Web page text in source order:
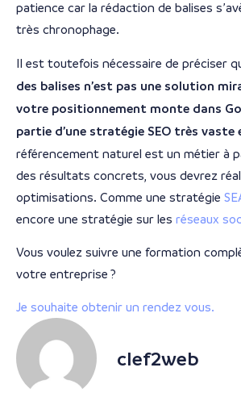
patience car la rédaction de balises
très chronophage.
Il est toutefois nécessaire de préciser
des balises n’est pas une solution
votre positionnement monte dans
partie d’une stratégie SEO très vaste
référencement naturel est un métier à
des résultats concrets, vous devrez
optimisations. Comme une stratégie
encore une stratégie sur les réseaux
Vous voulez suivre une formation
votre entreprise ?
Je souhaite obtenir un rendez vous.
clef2web